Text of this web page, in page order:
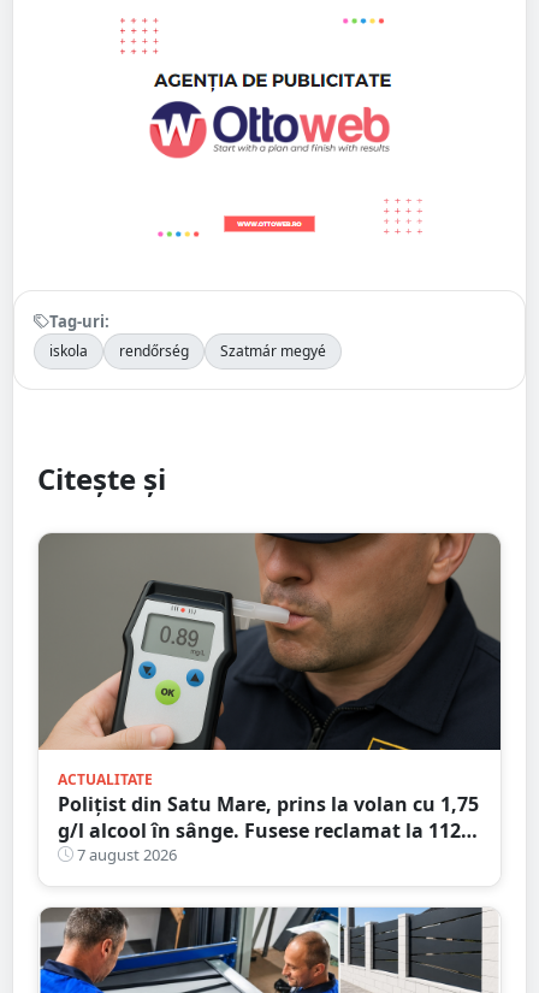
Tag-uri:
iskola rendőrség Szatmár megyé
Citește și
ACTUALITATE
Polițist din Satu Mare, prins la volan cu 1,75
g/l alcool în sânge. Fusese reclamat la 112
că circula pe contrasens
7 august 2026